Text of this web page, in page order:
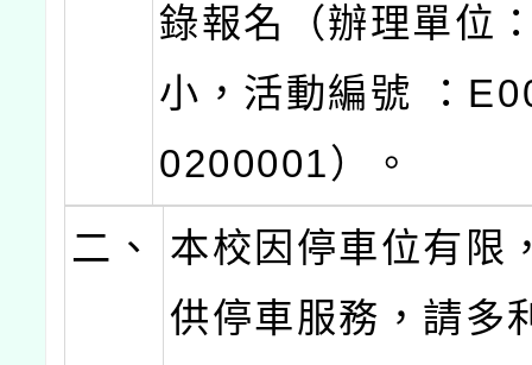
錄報名（辦理單位
小，活動編號 ：
0200001）。
二、
本校因停車位有限
供停車服務，請多